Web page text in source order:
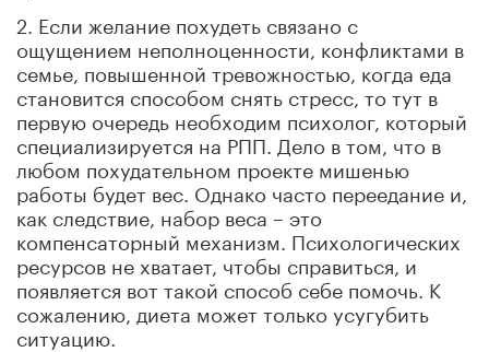
2. Если желание похудеть связано с
ощущением неполноценности, конфликтами в
семье, повышенной тревожностью, когда еда
становится способом снять стресс, то тут в
первую очередь необходим психолог, который
специализируется на РПП. Дело в том, что в
любом похудательном проекте мишенью
работы будет вес. Однако часто переедание и,
как следствие, набор веса – это
компенсаторный механизм. Психологических
ресурсов не хватает, чтобы справиться, и
появляется вот такой способ себе помочь. К
сожалению, диета может только усугубить
ситуацию.